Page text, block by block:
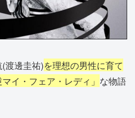
渡邊圭祐)を理想の男性に育て
イ・フェア・レディ」 な物語